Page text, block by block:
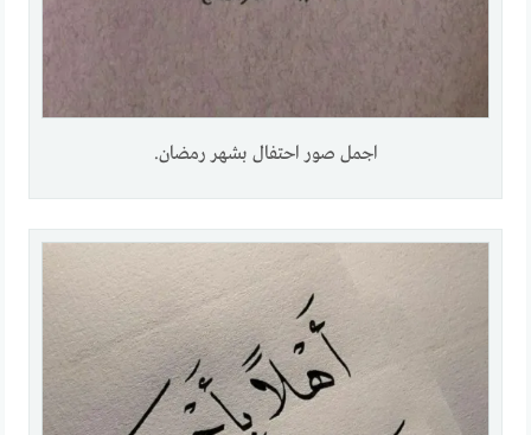
اجمل صور احتفال بشهر رمضان.